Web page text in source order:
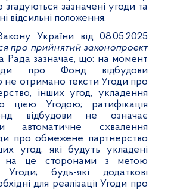
зазначені угоди та
відсильні положення.
України від 08.05.2025
про прийнятий законопроект
Рада зазначає, що: на момент
про Фонд відбудови
отримано тексти Угоди про
інших угод, укладення
цією Угодою; ратифікація
відбудови не означає
автоматичне схвалення
про обмежене партнерство
угод, які будуть укладені
на це сторонами з метою
будь-які додаткові
для реалізації Угоди про